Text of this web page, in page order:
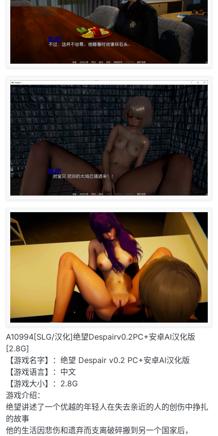
A10994[SLG/汉化]绝望Despairv0.2PC+安卓AI汉化版
[2.8G]
【游戏名字】：绝望 Despair v0.2 PC+安卓AI汉化版
【游戏语言】：中文
【游戏大小】：2.8G
游戏介绍：
绝望讲述了一个优越的年轻人在失去亲近的人的创伤中挣扎
的故事
他的生活因悲伤和遗弃而支离破碎搬到另一个国家后，